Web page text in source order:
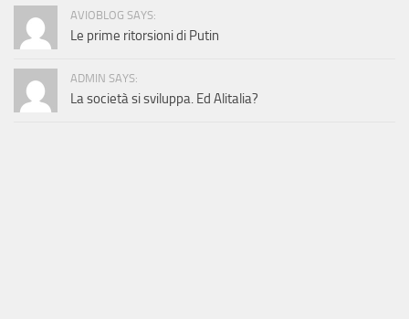
AVIOBLOG SAYS:
Le prime ritorsioni di Putin
ADMIN SAYS:
La società si sviluppa. Ed Alitalia?